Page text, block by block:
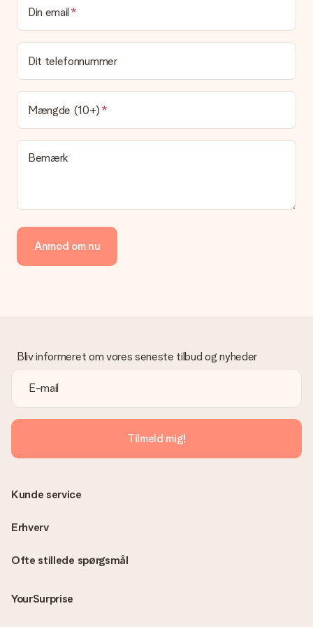
Det er ikke muligt at vælge en bestemt leveringsdato.
Hvad er leveringstiden, og hvornår modtager jeg min
gave?
Leveringstiden findes på gavens produktside. Du kan stole på,
at vores postfirma leverer din gave på denne dag.
Hvilke leveringsmuligheder kan jeg vælge?
I øjeblikket er det ikke (endnu) muligt at vælge en
leveringsindstilling. Den gave, du vil bestille, sendes enten som
en pakke eller som postkasse levering. Vil du gerne vide
hvilken måde din ordre sendes på? Kontakt venligst vores
Vi tilbyder følgende betalingsmetoder: Dankort, Paypal,
kreditkort, faktura via Klarna eller bankoverførsel. I tilfælde af
manuel betaling overførsel, skal du tage højde for en ekstra 3
venligst vores kundeservice, de hjælper gerne med at finde en
passende løsning.
Er fakturaen sendt sammen med ordren?
Ingen faktura sendes med din ordre. Du modtager altid
fakturaen i bekræftelsesemailen, og du kan altid finde den i din
MySurprise-konto. Det betyder at du kan få gaven leveret
direkte til modtageren, hvilket gør det til en sand
overraskelse!
Din email
Dit telefonnummer
Mængde (10+)
Bemærk
Anmod om nu
Bliv informeret om vores seneste tilbud og nyheder
Tilmeld mig!
Ofte stillede spørgsmål
YourSurprise
Kunde service
Erhverv